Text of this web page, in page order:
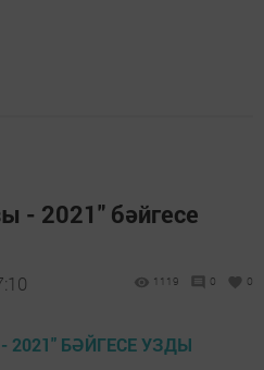
- 2021" бәйгесе
1119 0 0